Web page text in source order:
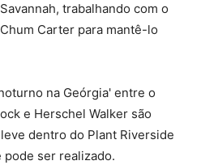
trabalhando com o
Carter para mantê-lo
na Geórgia' entre o
e Herschel Walker são
dentro do Plant Riverside
ser realizado.